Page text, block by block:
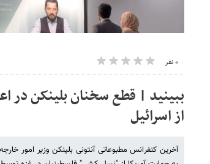
۰ نفر
ببینید | قطع سخنان بلینکن در
از اسرائیل
آخرین کنفرانس مطبوعاتی آنتونی بلینکن وزیر امور